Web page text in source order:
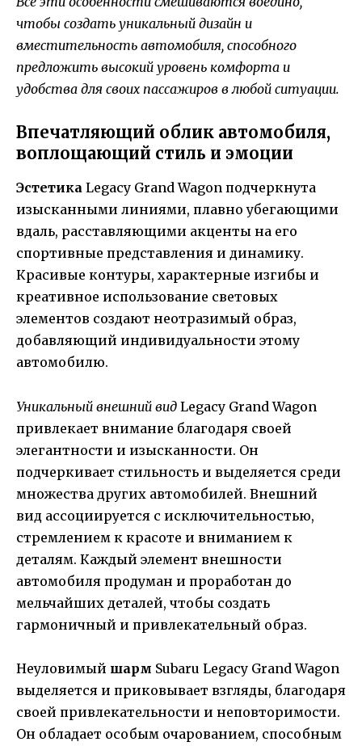
чтобы создать уникальный дизайн и
вместительность автомобиля, способного
предложить высокий уровень комфорта и
удобства для своих пассажиров в любой ситуации.
Впечатляющий облик автомобиля,
воплощающий стиль и эмоции
Эстетика Legacy Grand Wagon подчеркнута
изысканными линиями, плавно убегающими
вдаль, расставляющими акценты на его
спортивные представления и динамику.
Красивые контуры, характерные изгибы и
креативное использование световых
элементов создают неотразимый образ,
добавляющий индивидуальности этому
автомобилю.
Уникальный внешний вид Legacy Grand Wagon
привлекает внимание благодаря своей
элегантности и изысканности. Он
подчеркивает стильность и выделяется среди
множества других автомобилей. Внешний
вид ассоциируется с исключительностью,
стремлением к красоте и вниманием к
деталям. Каждый элемент внешности
автомобиля продуман и проработан до
мельчайших деталей, чтобы создать
гармоничный и привлекательный образ.
Неуловимый шарм Subaru Legacy Grand Wagon
выделяется и приковывает взгляды, благодаря
своей привлекательности и неповторимости.
Он обладает особым очарованием, способным